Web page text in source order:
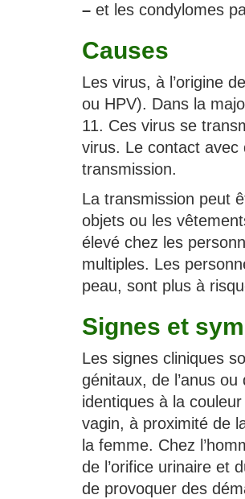
– et les condylomes
Causes
Les virus, à l’origine
ou HPV). Dans la
11. Ces virus se
virus. Le contact
transmission.
La transmission peut
objets ou les
élevé chez les
multiples. Les
peau, sont plus à
Signes et
Les signes cliniques
génitaux, de l’anus
identiques à la
vagin, à proximité de
la femme. Chez
de l’orifice urinaire et
de provoquer des